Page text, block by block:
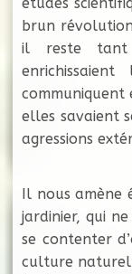
brun
il reste
communiquent
elles savaient
agressions
Il nous amène
jardinier, qui
se contenter
culture